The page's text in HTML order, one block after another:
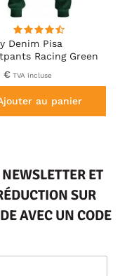
Denim Pisa
Racing Green
€ TVA incluse
au panier
ET
SUR
AVEC UN CODE